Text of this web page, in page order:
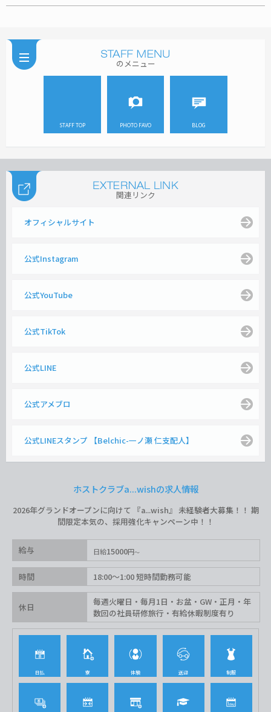
のメニュー
STAFF TOP PHOTO FAVO BLOG
関連リンク
オフィシャルサイト
公式Instagram
公式YouTube
公式TikTok
公式LINE
公式アメブロ
公式LINEスタンプ 【Belchic-一ノ瀬 仁支配人】
ホストクラブa...wishの求人情報
2026年グランドオープンに向けて 『a...wish』 未経験者大募集！！ 期
間限定本気の、採用強化キャンペーン中！！
給与 日給15000円
時間 18:00〜1:00 短時間勤務可能
休日
毎週火曜日・毎月1日・お盆・GW・正月・年
数回の社員研修旅行・有給休暇制度有り
日払 寮 体験 送迎 制服